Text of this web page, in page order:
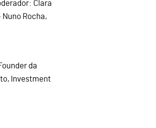
Clara
Nuno Rocha,
da
Investment